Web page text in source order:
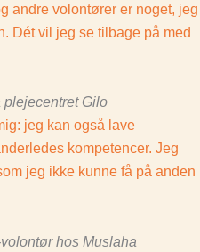
andre volontører er noget, jeg
Dét vil jeg se tilbage på med
plejecentret Gilo
jeg kan også lave
kompetencer. Jeg
jeg ikke kunne få på anden
volontør hos Muslaha